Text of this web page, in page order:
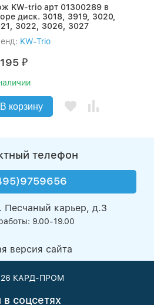
KW-trio арт 01300289 в
диск. 3018, 3919, 3020,
3022, 3026, 3027
KW-Trio
₽
В корзину
телефон
Песчаный карьер, д.3
9.00-19.00
версия сайта
КАРД-ПРОМ
соцсетях